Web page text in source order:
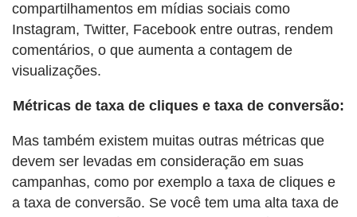
compartilhamentos em mídias sociais como
Instagram, Twitter, Facebook entre outras, rendem
comentários, o que aumenta a contagem de
visualizações.
Métricas de taxa de cliques e taxa de conversão:
Mas também existem muitas outras métricas que
devem ser levadas em consideração em suas
campanhas, como por exemplo a taxa de cliques e
a taxa de conversão. Se você tem uma alta taxa de